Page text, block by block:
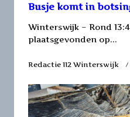
Busje komt in
Winterswijk – Rond
plaatsgevonden op...
Redactie 112 Winterswijk